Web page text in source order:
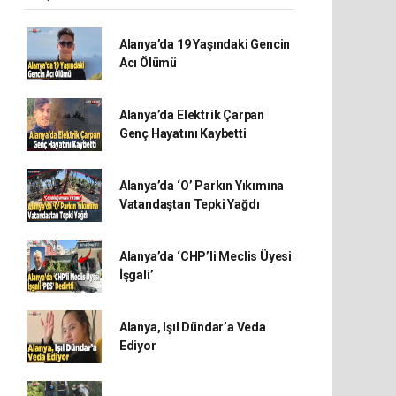
Alanya’da 19 Yaşındaki Gencin
Acı Ölümü
Alanya’da Elektrik Çarpan
Genç Hayatını Kaybetti
Alanya’da ‘O’ Parkın Yıkımına
Vatandaştan Tepki Yağdı
Alanya’da ‘CHP’li Meclis Üyesi
İşgali’
Alanya, Işıl Dündar’a Veda
Ediyor